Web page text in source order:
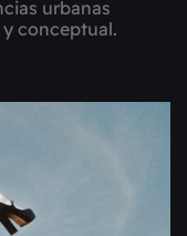
urbanas
conceptual.